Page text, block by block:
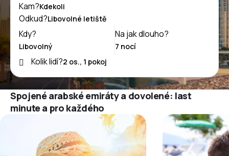
Kam?
Odkud?
Kdy?
Na jak dlouho?
Kolik lidí?
Spojené arabské emiráty a dovolené: last
minute a pro každého